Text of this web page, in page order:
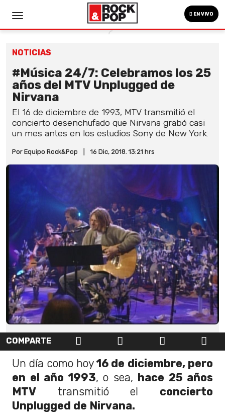
EN VIVO
NOTICIAS
#Música 24/7: Celebramos los 25
años del MTV Unplugged de
Nirvana
El 16 de diciembre de 1993, MTV transmitió el
concierto desenchufado que Nirvana grabó casi
un mes antes en los estudios Sony de New York.
Por Equipo Rock&Pop 16 Dic, 2018. 13:21 hrs
COMPARTE
Un día como hoy16 de diciembre, pero
en el año 1993, o sea, hace 25 años
MTV transmitióel concierto
Unplugged de Nirvana.